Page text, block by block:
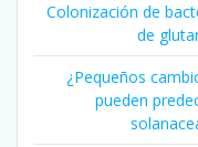
Colonización de
de
¿Pequeños
pueden